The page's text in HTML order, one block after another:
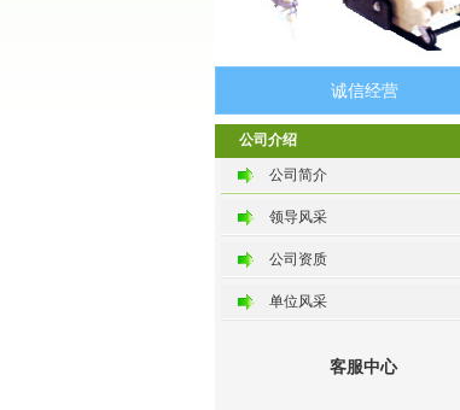
诚信经营
公司介绍
公司简介
领导风采
公司资质
单位风采
客服中心